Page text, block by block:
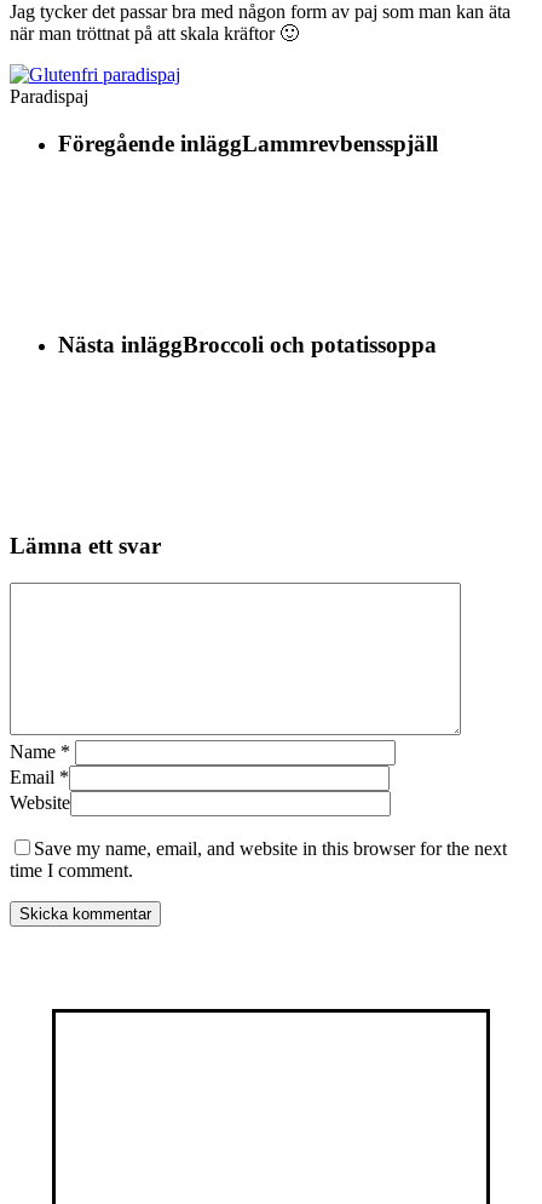
Jag tycker det passar bra med någon form av paj som man kan äta
när man tröttnat på att skala kräftor 🙂
Paradispaj
Föregående inläggLammrevbensspjäll
Nästa inläggBroccoli och potatissoppa
Lämna ett svar
Name *
Email *
Website
Save my name, email, and website in this browser for the next
time I comment.